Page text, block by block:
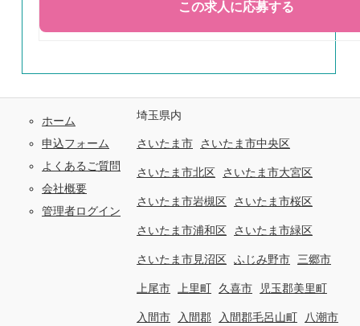
ホーム
申込フォーム
よくあるご質問
会社概要
管理者ログイン
埼玉県内
さいたま市 さいたま市中央区
さいたま市北区 さいたま市大宮区
さいたま市岩槻区 さいたま市桜区
さいたま市浦和区 さいたま市緑区
さいたま市見沼区 ふじみ野市 三郷市
上尾市 上里町 久喜市 児玉郡美里町
入間市 入間郡 入間郡毛呂山町 八潮市